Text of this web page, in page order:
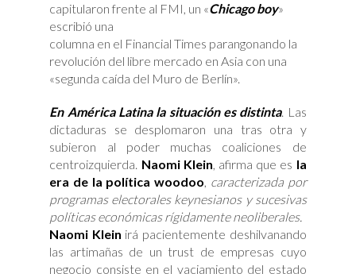
capitularon frente al FMI, un «Chicago boy»
escribió una
columna en el Financial Times parangonando la
revolución del libre mercado en Asia con una
«segunda caída del Muro de Berlín».
En América Latina la situación es distinta. Las
dictaduras se desplomaron una tras otra y
subieron al poder muchas coaliciones de
centroizquierda. Naomi Klein, afirma que es la
era de la política woodoo, caracterizada por
programas electorales keynesianos y sucesivas
políticas económicas rígidamente neoliberales.
Naomi Klein irá pacientemente deshilvanando
las artimañas de un trust de empresas cuyo
negocio consiste en el vaciamiento del estado